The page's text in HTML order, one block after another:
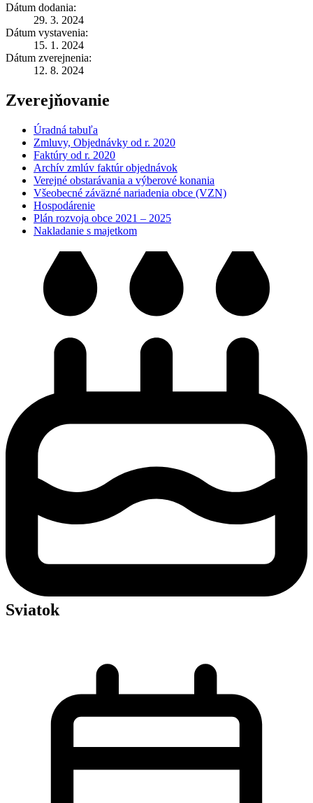
Dátum dodania:
29. 3. 2024
Dátum vystavenia:
15. 1. 2024
Dátum zverejnenia:
12. 8. 2024
Zverejňovanie
Úradná tabuľa
Zmluvy, Objednávky od r. 2020
Faktúry od r. 2020
Archív zmlúv faktúr objednávok
Verejné obstarávania a výberové konania
Všeobecné záväzné nariadenia obce (VZN)
Hospodárenie
Plán rozvoja obce 2021 – 2025
Nakladanie s majetkom
Sviatok